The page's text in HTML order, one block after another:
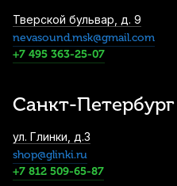
Тверской бульвар, д. 9
nevasound.msk@gmail.com
+7 495 363-25-07
Санкт-Петербург
ул. Глинки, д.3
shop@glinki.ru
+7 812 509-65-87